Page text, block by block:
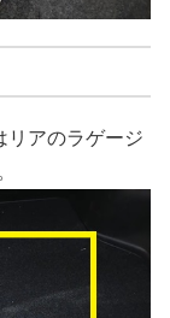
アのラゲージ